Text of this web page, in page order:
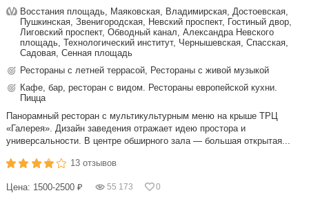
Восстания площадь, Маяковская, Владимирская, Достоевская,
Пушкинская, Звенигородская, Невский проспект, Гостиный двор,
Лиговский проспект, Обводный канал, Александра Невского
площадь, Технологический институт, Чернышевская, Спасская,
Садовая, Сенная площадь
Рестораны с летней террасой, Рестораны с живой музыкой
Кафе, бар, ресторан с видом. Рестораны европейской кухни.
Пицца
Панорамный ресторан с мультикультурным меню на крыше ТРЦ
«Галерея». Дизайн заведения отражает идею простора и
универсальности. В центре обширного зала — большая открытая...
13 отзывов
Цена: 1500-2500 ₽ 55 173 0